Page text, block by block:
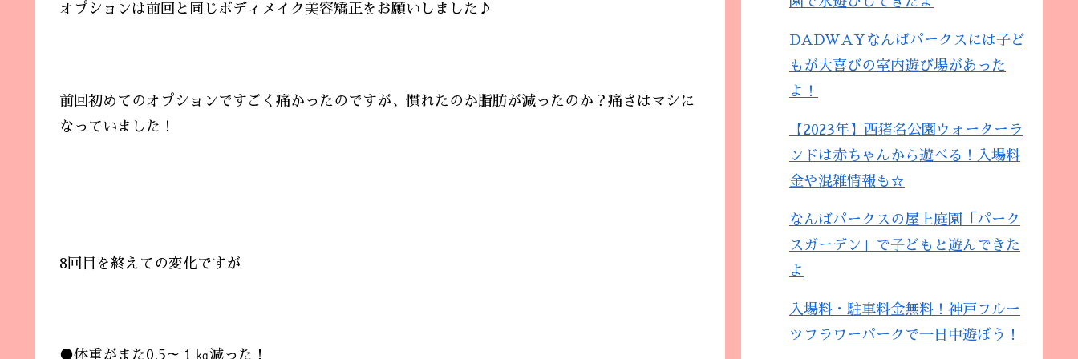
オプションは前回と同じボディメイク美容矯正をお願いしました♪
前回初めてのオプションですごく痛かったのですが、慣れたのか脂肪が減ったのか？痛さはマシに
なっていました！
8回目を終えての変化ですが
●体重がまた0.5～１㎏減った！
DADWAYなんばパークスには子ど
もが大喜びの室内遊び場があった
よ！
【2023年】西猪名公園ウォーターラ
ンドは赤ちゃんから遊べる！入場料
金や混雑情報も☆
なんばパークスの屋上庭園「パーク
スガーデン」で子どもと遊んできた
よ
入場料・駐車料金無料！神戸フルー
ツフラワーパークで一日中遊ぼう！